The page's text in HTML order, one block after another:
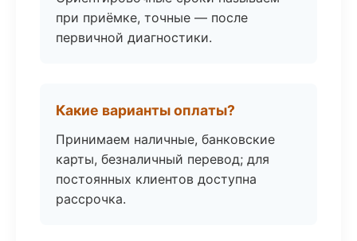
при приёмке, точные — после
первичной диагностики.
Какие варианты оплаты?
Принимаем наличные, банковские
карты, безналичный перевод; для
постоянных клиентов доступна
рассрочка.